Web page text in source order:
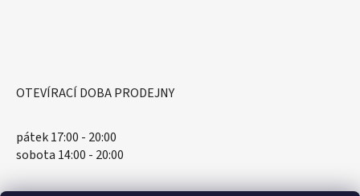
OTEVÍRACÍ DOBA PRODEJNY
pátek 17:00 - 20:00
sobota 14:00 - 20:00